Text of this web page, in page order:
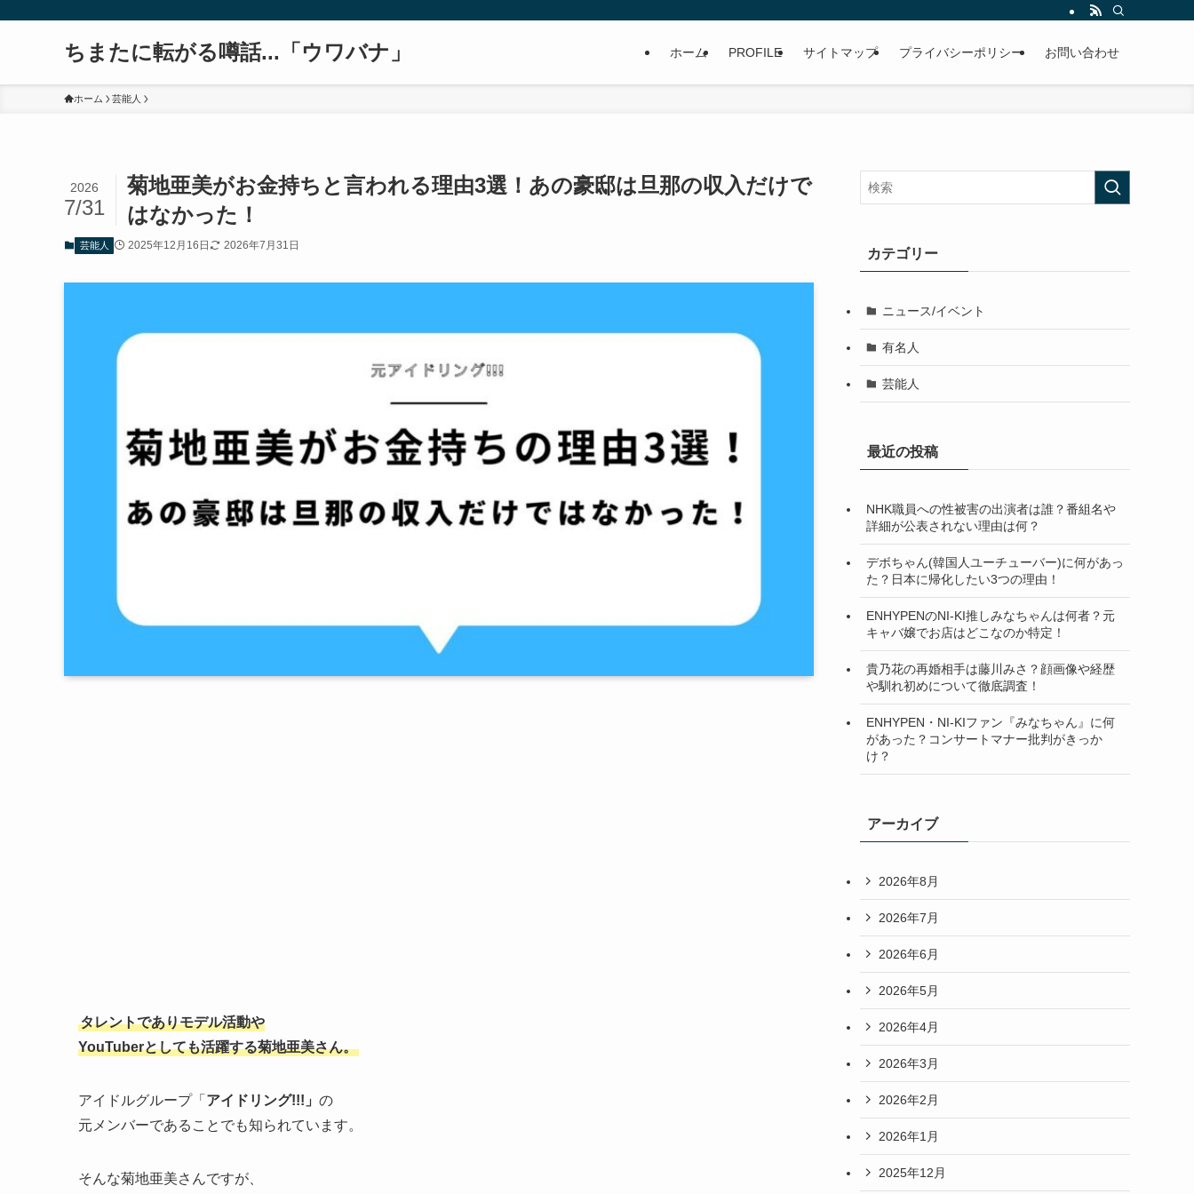
ちまたに転がる噂話...「ウワバナ」 ホーム PROFILE サイトマップ プライバシーポリシー お問い合わせ
ホーム 芸能人
菊地亜美がお金持ちと言われる理由3選！あの豪邸は旦那の収入だけで
はなかった！
2026
7/31
芸能人 2025年12月16日 2026年7月31日
タレントでありモデル活動や
YouTuberとしても活躍する菊地亜美さん。
アイドルグループ「 アイドリング!!!」 の
元メンバーであることでも知られています。
そんな菊地亜美さんですが、
カテゴリー
ニュース/イベント
有名人
芸能人
最近の投稿
NHK職員への性被害の出演者は誰？番組名や
詳細が公表されない理由は何？
デボちゃん(韓国人ユーチューバー)に何があっ
た？日本に帰化したい3つの理由！
ENHYPENのNI-KI推しみなちゃんは何者？元
キャバ嬢でお店はどこなのか特定！
貴乃花の再婚相手は藤川みさ？顔画像や経歴
や馴れ初めについて徹底調査！
ENHYPEN・NI-KIファン『みなちゃん』に何
があった？コンサートマナー批判がきっか
け？
アーカイブ
2026年8月
2026年7月
2026年6月
2026年5月
2026年4月
2026年3月
2026年2月
2026年1月
2025年12月